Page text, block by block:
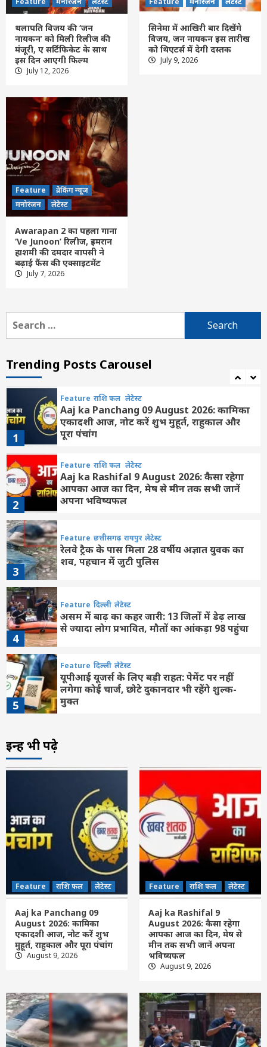
थलापति विजय की ‘जन
नायकन’ को मिली रिलीज की
मंजूरी, ए सर्टिफिकेट के साथ
इस दिन आएगी फिल्म
July 12, 2026
सिनेमा में आखिरी बार दिखेंगे
विजय, जन नायकन इस तारीख
को थिएटर्स में देगी दस्तक
July 9, 2026
Feature
ब्रेकिंग न्यूज
मनोरंजन
लेटेस्ट
Awarapan 2 का पहला गाना
‘Ve Junoon’ रिलीज, इमरान
हाशमी की दमदार वापसी ने
बढ़ाई फैंस की एक्साइटमेंट
July 7, 2026
Search
for:
Trending Posts Carousel
Feature
4
Feature दिल्ली लेटेस्ट
असम में बाढ़ का कहर जारी: 13 जिलों में डेढ़ लाख
से ज्यादा लोग प्रभावित, मौतों का आंकड़ा 98 पहुंचा
5
Feature दिल्ली
यूपीआई यूजर्स के लिए बड़ी राहत: पेमेंट पर नहीं
मुक्त
Feature
7
होर्मुज पर ईरान का बढ़ा दबाव: जलडमरूमध्य
मुश्किल
1
Feature राशि फल लेटेस्ट
Aaj ka Panchang 09 August 2026: कामिका
एकादशी आज, नोट करें शुभ मुहूर्त, राहुकाल और
पूरा पंचांग
2
Feature राशि फल लेटेस्ट
Aaj ka Rashifal 9 August 2026: कैसा रहेगा
आपका आज का द‍िन, मेष से मीन तक सभी जानें
अपना भविष्यफल
3
Feature छत्तीसगढ़ रायपुर लेटेस्ट
रेलवे ट्रैक के पास मिला 28 वर्षीय अज्ञात युवक का
शव, पहचान में जुटी पुलिस
4
Feature दिल्ली लेटेस्ट
असम में बाढ़ का कहर जारी: 13 जिलों में डेढ़ लाख
से ज्यादा लोग प्रभावित, मौतों का आंकड़ा 98 पहुंचा
5
Feature दिल्ली लेटेस्ट
यूपीआई यूजर्स के लिए बड़ी राहत: पेमेंट पर नहीं
लगेगा कोई चार्ज, छोटे दुकानदार भी रहेंगे शुल्क-
मुक्त
6
7
Feature दिल्ली
होर्मुज पर ईरान का बढ़ा दबाव: जलडमरूमध्य
खोलने के लिए रखीं 3 बड़ी शर्तें, बढ़ी अमेरिका की
मुश्किल
Feature राशि फल लेटेस्ट
Aaj ka Panchang 09 August 2026: कामिका
एकादशी आज, नोट करें शुभ मुहूर्त, राहुकाल और
पूरा पंचांग
Feature राशि फल
Aaj ka Rashifal 9 August 2026: कैसा रहेगा
आपका आज का द‍िन, मेष से मीन तक सभी जानें
3
Feature छत्तीसगढ़ रायपुर लेटेस्ट
रेलवे ट्रैक के पास मिला 28 वर्षीय अज्ञात युवक का
शव, पहचान में जुटी पुलिस
इन्हें भी पढ़े
Feature राशि फल लेटेस्ट
Aaj ka Panchang 09
August 2026: कामिका
एकादशी आज, नोट करें शुभ
मुहूर्त, राहुकाल और पूरा पंचांग
August 9, 2026
Feature राशि फल लेटेस्ट
Aaj ka Rashifal 9
August 2026: कैसा रहेगा
आपका आज का द‍िन, मेष से
मीन तक सभी जानें अपना
भविष्यफल
August 9, 2026